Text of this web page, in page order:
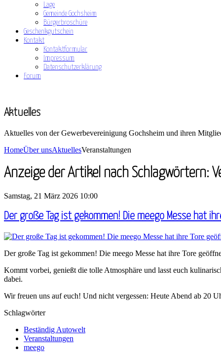
Lage
Gemeinde Gochsheim
Bürgerbroschüre
Geschenkgutschein
Kontakt
Kontaktformular
Impressum
Datenschutzerklärung
Forum
Aktuelles
Aktuelles von der Gewerbevereinigung Gochsheim und ihren
HomeÜber unsAktuellesVeranstaltungen
Anzeige der Artikel nach Schlagwörtern:
Samstag, 21 März 2026 10:00
Der große Tag ist gekommen! Die meego Messe hat
Der große Tag ist gekommen! Die meego Messe hat ihre Tore
Kommt vorbei, genießt die tolle Atmosphäre und lasst euch
dabei.
Wir freuen uns auf euch! Und nicht vergessen: Heute Abend ab 20
Schlagwörter
Beständig Autowelt
Veranstaltungen
meego